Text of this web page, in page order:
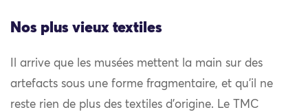
Nos plus vieux textiles
Il arrive que les musées mettent la main sur des
artefacts sous une forme fragmentaire, et qu’il ne
reste rien de plus des textiles d’origine. Le TMC